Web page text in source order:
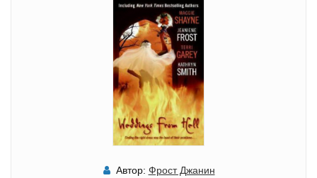
Автор: Фрост Джанин